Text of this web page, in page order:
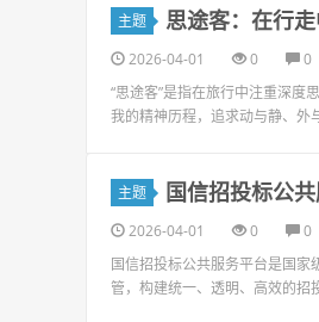
主题 思途客：在行
2026-04-01 0
0
“思途客”是指在旅行中注重深度
我的精神历程，追求动与静、外
主题 国信招投标公
2026-04-01 0
0
国信招投标公共服务平台是国
管，构建统一、透明、高效的招